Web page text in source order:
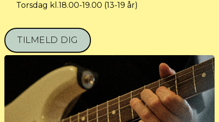
Torsdag kl.18.00-19.00 (13-19 år)
TILMELD DIG